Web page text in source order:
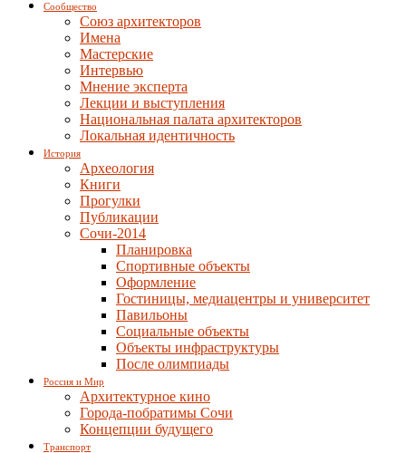
Сообщество
Союз архитекторов
Имена
Мастерские
Интервью
Мнение эксперта
Лекции и выступления
Национальная палата архитекторов
Локальная идентичность
История
Археология
Книги
Прогулки
Публикации
Сочи-2014
Планировка
Спортивные объекты
Оформление
Гостиницы, медиацентры и университет
Павильоны
Социальные объекты
Объекты инфраструктуры
После олимпиады
Россия и Мир
Архитектурное кино
Города-побратимы Сочи
Концепции будущего
Транспорт